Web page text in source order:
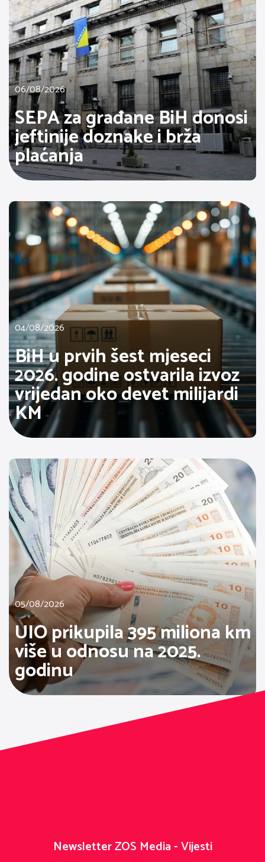
06/08/2026
SEPA za građane BiH donosi
jeftinije doznake i brža
plaćanja
04/08/2026
BiH u prvih šest mjeseci
2026. godine ostvarila izvoz
vrijedan oko devet milijardi
KM
05/08/2026
UIO prikupila 395 miliona km
više u odnosu na 2025.
godinu
Newsletter ZOS Media - Vijesti